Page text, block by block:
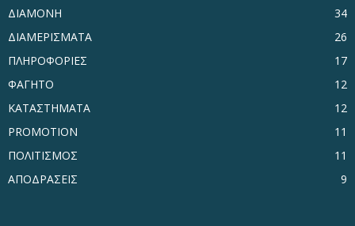
ΔΙΑΜΟΝΗ
34
ΔΙΑΜΕΡΙΣΜΑΤΑ
26
ΠΛΗΡΟΦΟΡΙΕΣ
17
ΦΑΓΗΤΟ
12
ΚΑΤΑΣΤΗΜΑΤΑ
12
PROMOTION
11
ΠΟΛΙΤΙΣΜΟΣ
11
ΑΠΟΔΡΑΣΕΙΣ
9